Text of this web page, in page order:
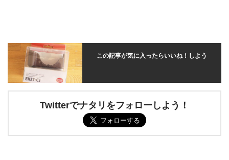
この記事が気に入ったらいいね！しよう
Twitterでナタリをフォローしよう！